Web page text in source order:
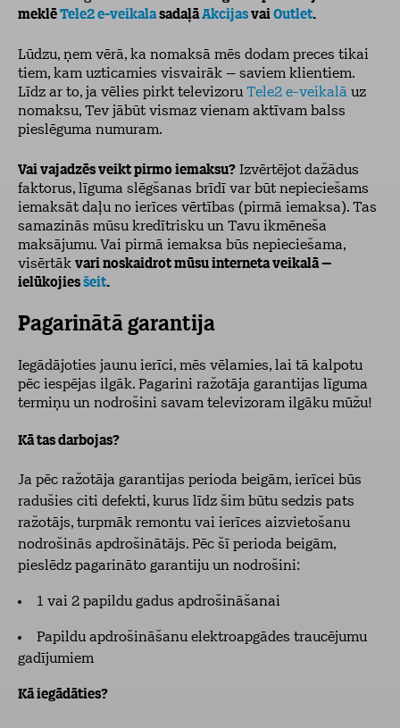
meklēTele2 e-veikalasadaļāAkcijasvaiOutlet.
Lūdzu, ņem vērā, ka nomaksā mēs dodam preces tikai
tiem, kam uzticamies visvairāk – saviem klientiem.
Līdz ar to, ja vēlies pirkt televizoru Tele2 e-veikalā uz
nomaksu, Tev jābūt vismaz vienam aktīvam balss
pieslēguma numuram.
Vai vajadzēs veikt pirmo iemaksu? Izvērtējot dažādus
faktorus, līguma slēgšanas brīdī var būt nepieciešams
iemaksāt daļu no ierīces vērtības (pirmā iemaksa). Tas
samazinās mūsu kredītrisku un Tavu ikmēneša
maksājumu. Vai pirmā iemaksa būs nepieciešama,
visērtāk vari noskaidrot mūsu interneta veikalā –
ielūkojiesšeit.
Pagarinātā garantija
Iegādājoties jaunu ierīci, mēs vēlamies, lai tā kalpotu
pēc iespējas ilgāk. Pagarini ražotāja garantijas līguma
termiņu un nodrošini savam televizoram ilgāku mūžu!
Kā tas darbojas?
Ja pēc ražotāja garantijas perioda beigām, ierīcei būs
radušies citi defekti, kurus līdz šim būtu sedzis pats
ražotājs, turpmāk remontu vai ierīces aizvietošanu
nodrošinās apdrošinātājs. Pēc šī perioda beigām,
pieslēdz pagarināto garantiju un nodrošini:
1 vai 2 papildu gadus apdrošināšanai
Papildu apdrošināšanu elektroapgādes traucējumu
gadījumiem
Kā iegādāties?